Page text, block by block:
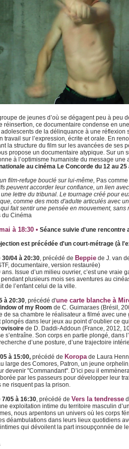
de jeunes d’où se dégagent peu à peu
réinsertion, ce documentaire condense en
de la délinquance à une réflexion
travail sur l’expression, écrite et orale. En
la structure du film sur les avancées de ses
propose un documentaire atypique. Sur un
à l’optimisme humaniste du message une
au cinéma Le Concorde du 12 au 25
film-refuge bouclé sur lui-même, Pas
peuvent accorder leur confiance, un lien
lettre du tribunal. Le tournage créé pour
comme des mots d'adulte articulés avec
fait sentir une pensée en mouvement,
du Cinéma
à 18:30 • Séance suivie d'une rencontre
est précédée d'un court-métrage (à
04 à 20:30, précédé de Beppie de J. van
documentaire, version restaurée)
ans. Issue d’un milieu ouvrier, c’est une vraie
plusieurs mois ses aventures au
de l’enfant celui de la ville.
à 20:30, précédé d'une carte blanche à
of my Room de C. Guimaraes (Brésil,
de sa chambre le réalisateur a filmé avec
plongés dans leur jeux au point d’oublier ce
de D. Daddi-Addoun (France, 2012,
s’entraîne. Son corps en partie plongé,
d’une posture, d’une trajectoire
à 15:00, précédé de Koropade Laura
large des Comores, Patron, un jeune
devenir "Commandant". D’ici peu il
par les passeurs pour développer leur
ne risquent pas la prison.
05 à 16:30, précédé de Vers la tendresse
exploitation intime du territoire masculin
nous arpentons un univers où les corps
déambulations dans leurs lieux quotidiens
qui dévoilent la part insoupçonnée de